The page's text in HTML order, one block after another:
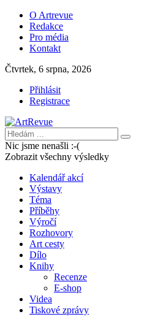
O Artrevue
Redakce
Pro média
Kontakt
Čtvrtek, 6 srpna, 2026
Přihlásit
Registrace
Nic jsme nenašli :-(
Zobrazit všechny výsledky
Kalendář akcí
Výstavy
Téma
Příběhy
Výročí
Rozhovory
Art cesty
Dílo
Knihy
Recenze
E-shop
Videa
Tiskové zprávy